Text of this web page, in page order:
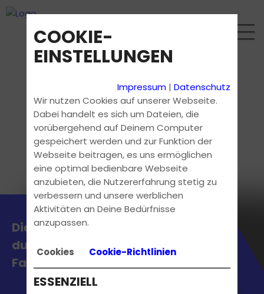
Die aktuellsten News erhältst
du direkt bei uns in der
Fahrschule.
COOKIE-
EINSTELLUNGEN
Impressum |Datenschutz
Wir nutzen Cookies auf unserer Webseite.
Dabei handelt es sich um Dateien, die
vorübergehend auf Deinem Computer
gespeichert werden und zur Funktion der
Webseite beitragen, es uns ermöglichen
eine optimal bedienbare Webseite
anzubieten, die Nutzererfahrung stetig zu
verbessern und unsere werblichen
Aktivitäten an Deine Bedürfnisse
anzupassen.
Cookies Cookie-Richtlinien
ESSENZIELL